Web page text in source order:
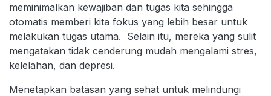
meminimalkan kewajiban dan tugas kita sehingga
otomatis memberi kita fokus yang lebih besar untuk
melakukan tugas utama. Selain itu, mereka yang sulit
mengatakan tidak cenderung mudah mengalami stres,
kelelahan, dan depresi.
Menetapkan batasan yang sehat untuk melindungi